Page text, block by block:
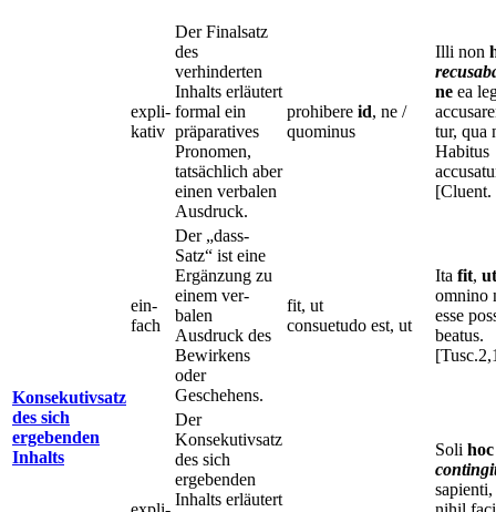
expli-
kativ
Der Finalsatz
des
verhinderten
Inhalts erläutert
formal ein
präparatives
Pronomen,
tatsächlich aber
einen verbalen
Ausdruck.
prohibere id, ne /
quominus
Illi non
ne ea
tur, qua
Habitus
[Cluent.
Konsekutivsatz
des sich
ergebenden
Inhalts
ein-
fach
Der „dass-
Satz“ ist eine
Ergänzung zu
einem ver-
balen
Ausdruck des
Bewirkens
oder
Geschehens.
fit, ut
consuetudo est, ut
Ita fit, ut
omnino
esse
beatus.
Der
Konsekutivsatz
des sich
ergebenden
Inhalts erläutert
Soli hoc
sapienti,